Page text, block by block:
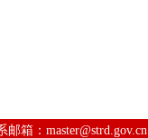
箱： master@strd.gov.cn